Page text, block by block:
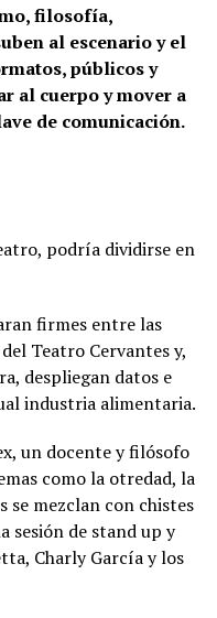
filosofía,
al escenario y el
públicos y
al cuerpo y mover a
de comunicación.
podría dividirse en
firmes entre las
Teatro Cervantes y,
despliegan datos e
industria alimentaria.
un docente y filósofo
como la otredad, la
se mezclan con chistes
sesión de stand up y
Charly García y los